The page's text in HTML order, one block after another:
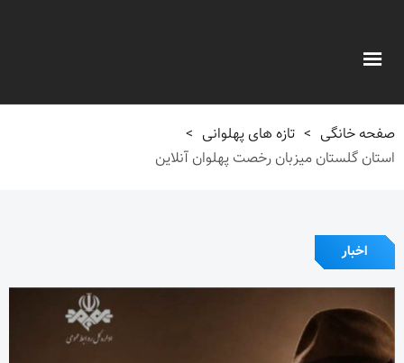
صفحه خانگی > تازه های پهلوانی >
استان گلستان میزبان رخصت پهلوان آنلاین
اخبار